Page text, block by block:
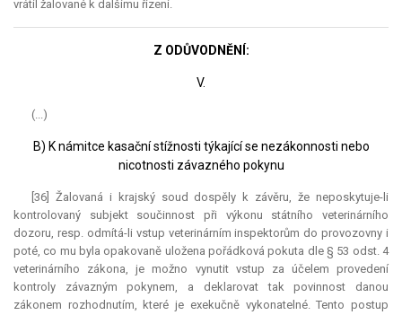
vrátil žalované k dalšímu řízení.
Z ODŮVODNĚNÍ:
V.
(...)
B) K námitce kasační stížnosti týkající se nezákonnosti nebo
nicotnosti závazného pokynu
[36] Žalovaná i krajský soud dospěly k závěru, že neposkytuje-li
kontrolovaný subjekt součinnost při výkonu státního veterinárního
dozoru, resp. odmítá-li vstup veterinárním inspektorům do provozovny i
poté, co mu byla opakovaně uložena pořádková pokuta dle § 53 odst. 4
veterinárního zákona, je možno vynutit vstup za účelem provedení
kontroly závazným pokynem, a deklarovat tak povinnost danou
zákonem rozhodnutím, které je exekučně vykonatelné. Tento postup